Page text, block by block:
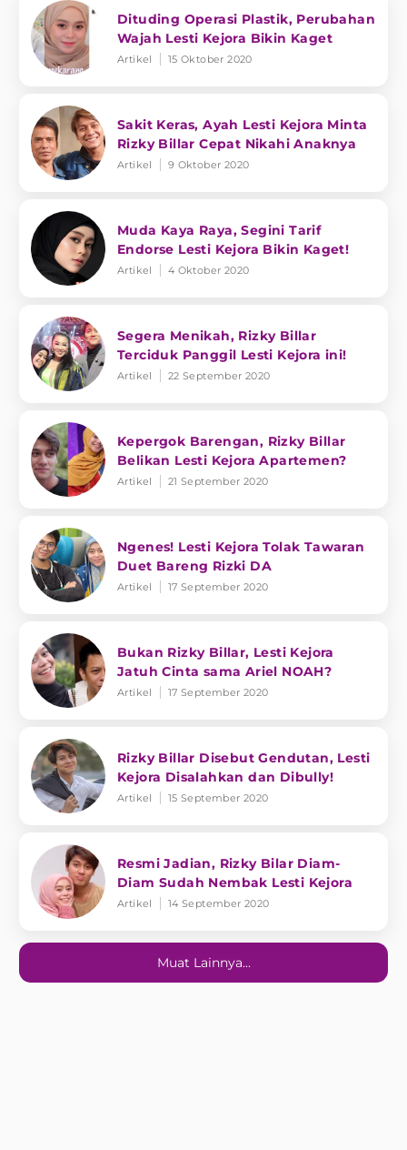
Dituding Operasi Plastik, Perubahan
Wajah Lesti Kejora Bikin Kaget
Artikel 15 Oktober 2020
Sakit Keras, Ayah Lesti Kejora Minta
Rizky Billar Cepat Nikahi Anaknya
Artikel 9 Oktober 2020
Muda Kaya Raya, Segini Tarif
Endorse Lesti Kejora Bikin Kaget!
Artikel 4 Oktober 2020
Segera Menikah, Rizky Billar
Terciduk Panggil Lesti Kejora ini!
Artikel 22 September 2020
Kepergok Barengan, Rizky Billar
Belikan Lesti Kejora Apartemen?
Artikel 21 September 2020
Ngenes! Lesti Kejora Tolak Tawaran
Duet Bareng Rizki DA
Artikel 17 September 2020
Bukan Rizky Billar, Lesti Kejora
Jatuh Cinta sama Ariel NOAH?
Artikel 17 September 2020
Rizky Billar Disebut Gendutan, Lesti
Kejora Disalahkan dan Dibully!
Artikel 15 September 2020
Resmi Jadian, Rizky Bilar Diam-
Diam Sudah Nembak Lesti Kejora
Artikel 14 September 2020
Muat Lainnya...